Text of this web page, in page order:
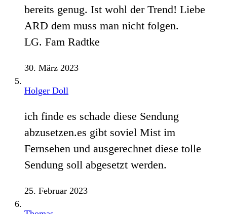
bereits genug. Ist wohl der Trend! Liebe
ARD dem muss man nicht folgen.
LG. Fam Radtke
30. März 2023
Holger Doll
ich finde es schade diese Sendung
abzusetzen.es gibt soviel Mist im
Fernsehen und ausgerechnet diese tolle
Sendung soll abgesetzt werden.
25. Februar 2023